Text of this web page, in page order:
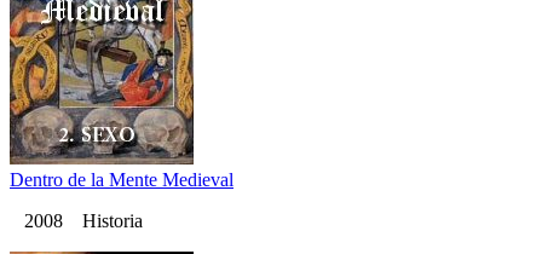
Dentro de la Mente Medieval
2008 Historia